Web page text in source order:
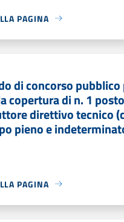
PAGINA
di concorso pubblico
copertura di n. 1
direttivo tecnico
pieno e
PAGINA